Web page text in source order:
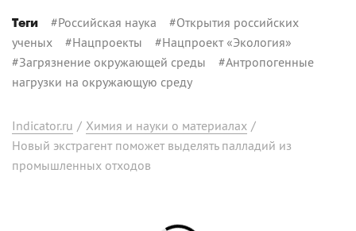
Теги #Российская наука #Открытия российских
ученых #Нацпроекты #Нацпроект «Экология»
#Загрязнение окружающей среды #Антропогенные
нагрузки на окружающую среду
Indicator.ru / Химия и науки о материалах /
Новый экстрагент поможет выделять палладий из
промышленных отходов